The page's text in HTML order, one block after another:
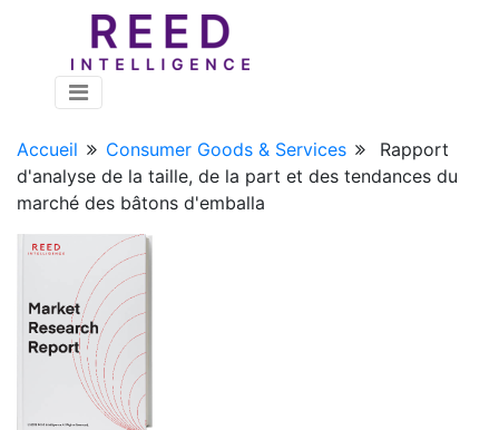
Accueil Consumer Goods & Services
Rapport
d'analyse de la taille, de la part et des tendances du
marché des bâtons d'emballa